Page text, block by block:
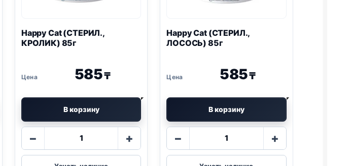
Happy Cat (СТЕРИЛ.,
КРОЛИК) 85г
585₸
В корзину
−
товара
Happy
Cat
+
Happy Cat (СТЕРИЛ.,
ЛОСОСЬ) 85г
585₸
В корзину
−
товара
Happy
Cat
+